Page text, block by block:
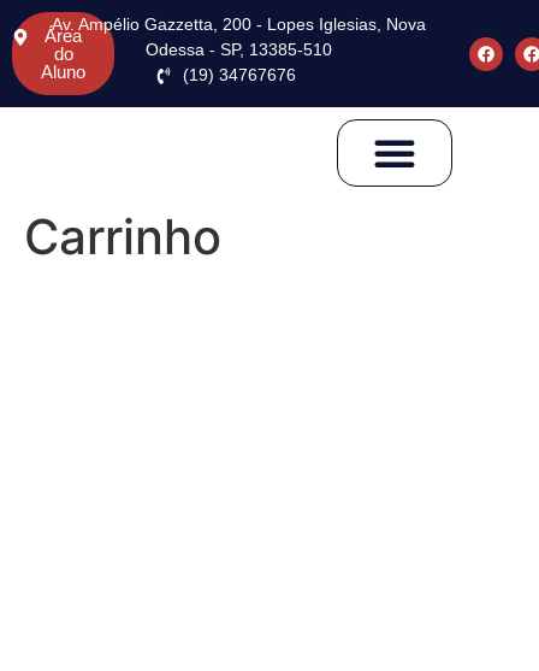
Área
do
Aluno
Av. Ampélio Gazzetta, 200 - Lopes Iglesias, Nova
Odessa - SP, 13385-510
(19) 34767676
Carrinho